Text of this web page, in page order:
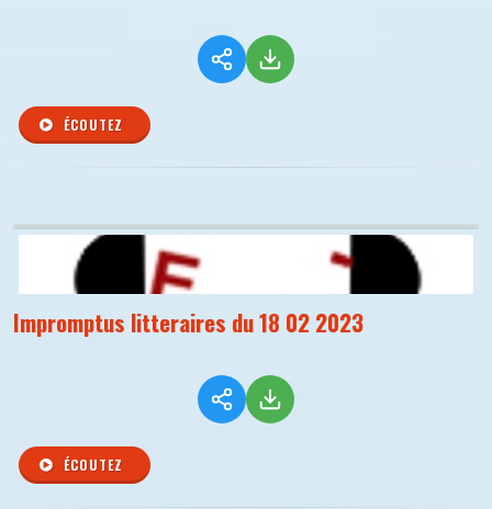
ÉCOUTEZ
Impromptus litteraires du 18 02 2023
ÉCOUTEZ